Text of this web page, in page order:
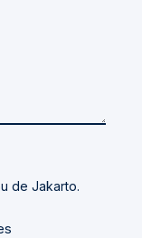
de Jakarto.